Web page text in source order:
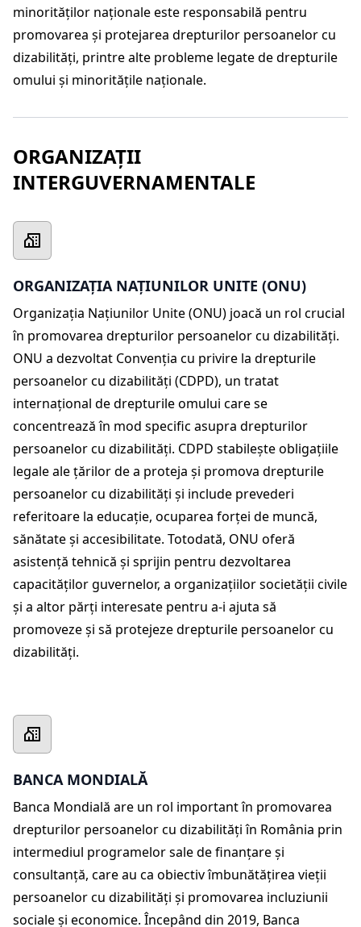
minorităților naționale este responsabilă pentru
promovarea și protejarea drepturilor persoanelor cu
dizabilități, printre alte probleme legate de drepturile
omului și minoritățile naționale.
ORGANIZAȚII
INTERGUVERNAMENTALE
ORGANIZAȚIA NAȚIUNILOR UNITE (ONU)
Organizația Națiunilor Unite (ONU) joacă un rol crucial
în promovarea drepturilor persoanelor cu dizabilități.
ONU a dezvoltat Convenția cu privire la drepturile
persoanelor cu dizabilități (CDPD), un tratat
internațional de drepturile omului care se
concentrează în mod specific asupra drepturilor
persoanelor cu dizabilități. CDPD stabilește obligațiile
legale ale țărilor de a proteja și promova drepturile
persoanelor cu dizabilități și include prevederi
referitoare la educație, ocuparea forței de muncă,
sănătate și accesibilitate. Totodată, ONU oferă
asistență tehnică și sprijin pentru dezvoltarea
capacităților guvernelor, a organizațiilor societății civile
și a altor părți interesate pentru a-i ajuta să
promoveze și să protejeze drepturile persoanelor cu
dizabilități.
BANCA MONDIALĂ
Banca Mondială are un rol important în promovarea
drepturilor persoanelor cu dizabilități în România prin
intermediul programelor sale de finanțare și
consultanță, care au ca obiectiv îmbunătățirea vieții
persoanelor cu dizabilități și promovarea incluziunii
sociale și economice. Începând din 2019, Banca